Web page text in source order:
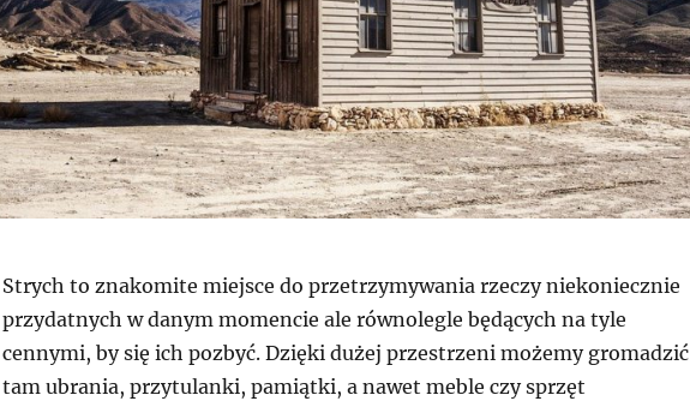
Strych to znakomite miejsce do przetrzymywania rzeczy niekoniecznie
przydatnych w danym momencie ale równolegle będących na tyle
cennymi, by się ich pozbyć. Dzięki dużej przestrzeni możemy gromadzić
tam ubrania, przytulanki, pamiątki, a nawet meble czy sprzęt